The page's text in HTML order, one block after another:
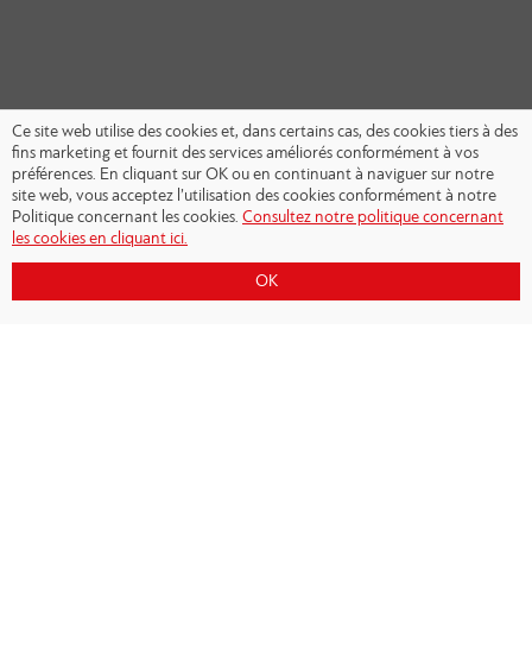
Ce site web utilise des cookies et, dans certains cas, des cookies tiers à des
fins marketing et fournit des services améliorés conformément à vos
préférences. En cliquant sur OK ou en continuant à naviguer sur notre
site web, vous acceptez l’utilisation des cookies conformément à notre
Politique concernant les cookies. Consultez notre politique concernant
les cookies en cliquant ici.
OK